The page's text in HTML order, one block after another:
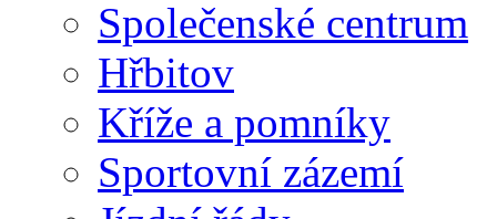
Společenské centrum
Hřbitov
Kříže a pomníky
Sportovní zázemí